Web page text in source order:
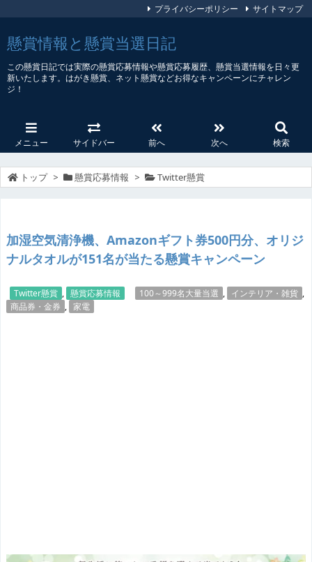
懸賞情報と懸賞当選日記
この懸賞日記では実際の懸賞応募情報や懸賞応募履歴、懸賞当選情報を日々更
新いたします。はがき懸賞、ネット懸賞などお得なキャンペーンにチャレン
ジ！
メニュー サイドバー 前へ 次へ 検索
プライバシーポリシー サイトマップ
トップ > 懸賞応募情報 > Twitter懸賞
加湿空気清浄機、Amazonギフト券500円分、オリジ
ナルタオルが151名が当たる懸賞キャンペーン
Twitter懸賞 , 懸賞応募情報 100～999名大量当選 , インテリア・雑貨 ,
商品券・金券 , 家電